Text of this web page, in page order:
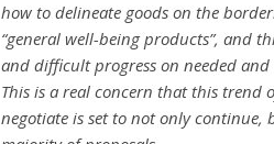
how to delineate goods on the
“general well-being products”, and
and difficult progress on needed
This is a real concern that this trend
negotiate is set to not only continue,